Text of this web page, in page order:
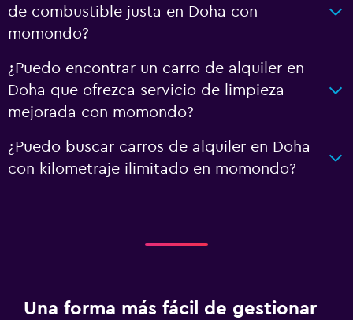
de combustible justa en Doha con
momondo?
¿Puedo encontrar un carro de alquiler en
Doha que ofrezca servicio de limpieza
mejorada con momondo?
¿Puedo buscar carros de alquiler en Doha
con kilometraje ilimitado en momondo?
Una forma más fácil de gestionar